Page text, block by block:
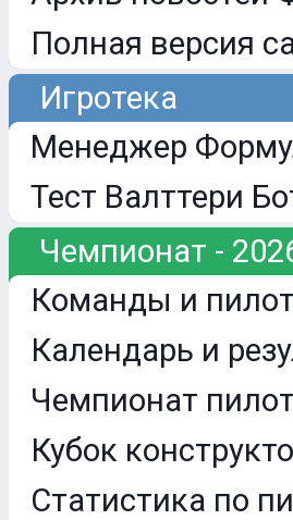
Полная версия
Игротека
Менеджер
Тест Валттери
Чемпионат -
Команды и
Календарь и
Чемпионат
Кубок
Статистика по